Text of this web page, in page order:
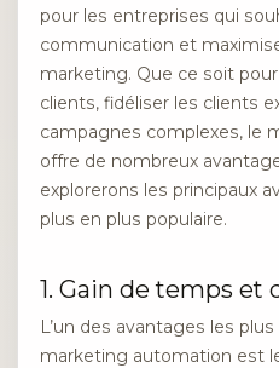
pour les entreprises qui
communication et
marketing. Que ce soit
clients, fidéliser les clients
campagnes complexes, le
offre de nombreux
explorerons les principaux
plus en plus populaire.
1. Gain de temps et
L’un des avantages les
marketing automation est